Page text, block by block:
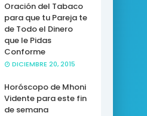
Oración del Tabaco
para que tu Pareja te
de Todo el Dinero
que le Pidas
Conforme
DICIEMBRE 20, 2015
Horóscopo de Mhoni
Vidente para este fin
de semana